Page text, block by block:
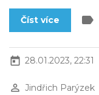
Číst více label
today 28.01.2023, 22:31
perm_identity Jindřich Parýzek